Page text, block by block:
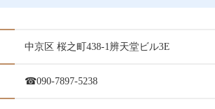
中京区 桜之町438-1辨天堂ビル3E
☎090-7897-5238